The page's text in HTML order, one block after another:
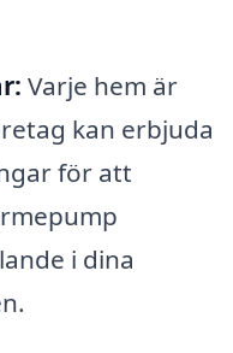
Varje hem är
kan erbjuda
för att
i dina